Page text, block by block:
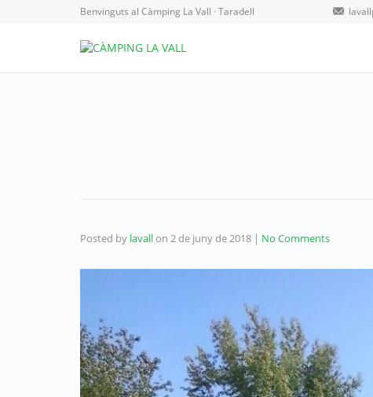
Benvinguts al Càmping La Vall · Taradell
Posted by lavallon 2 de juny de 2018 | No Comments